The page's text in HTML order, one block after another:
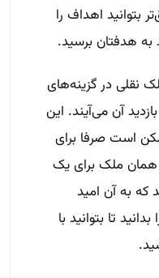
بتوانید اهداف را
به هدفتان برسید.
نقلی در گزینه‌های
آن می‌آیند. این
است صرفا برای
همان ملک برای یک
که به آن امید
تا بتوانید با
.